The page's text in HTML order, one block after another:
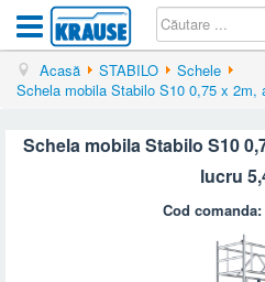
Acasă STABILO
Schele
Schela mobila Stabilo S10 0,75 x 2m,
Schela mobila Stabilo S10
lucru
Cod comanda: